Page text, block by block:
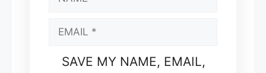
EMAIL
SAVE MY NAME, EMAIL,